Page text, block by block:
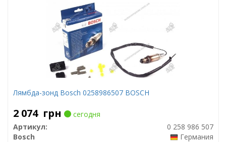
Лямбда-зонд Bosch 0258986507 BOSCH
2 074 грн
сегодня
Артикул:
0 258 986 507
Bosch
Германия